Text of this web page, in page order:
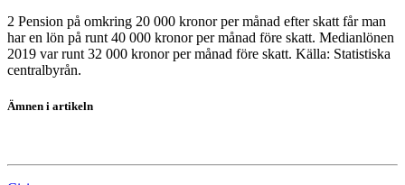
2 Pension på omkring 20 000 kronor per månad efter skatt får man
har en lön på runt 40 000 kronor per månad före skatt. Medianlönen
2019 var runt 32 000 kronor per månad före skatt. Källa: Statistiska
centralbyrån.
Ämnen i artikeln